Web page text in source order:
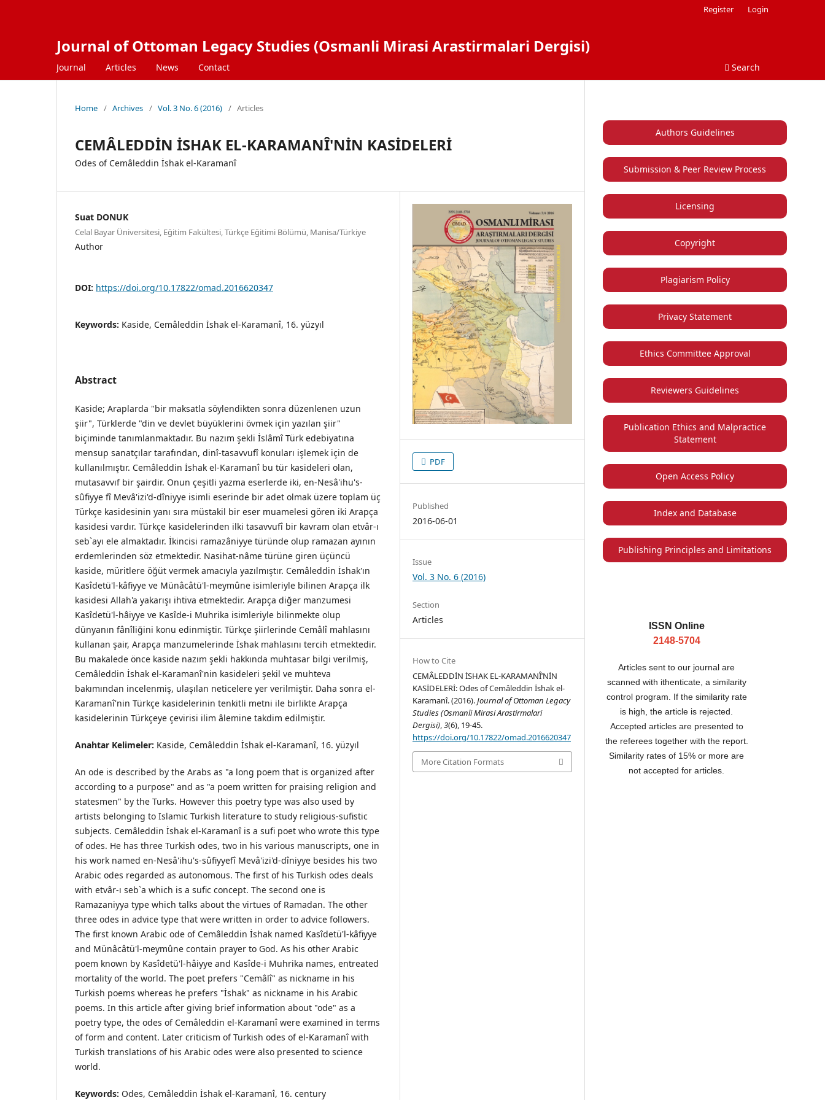
Journal of Ottoman Legacy Studies (Osmanli Mirasi Arastirmalari Dergisi)
Journal Articles News Contact Search
Register Login
Home / Archives / Vol. 3 No. 6 (2016) / Articles
CEMÂLEDDİN İSHAK EL-KARAMANÎ'NİN KASİDELERİ
Odes of Cemâleddin İshak el-Karamanî
Suat DONUK
Celal Bayar Üniversitesi, Eğitim Fakültesi, Türkçe Eğitimi Bölümü, Manisa/Türkiye
Author
DOI: https://doi.org/10.17822/omad.2016620347
Keywords: Kaside, Cemâleddin İshak el-Karamanî, 16. yüzyıl
Abstract
Kaside; Araplarda "bir maksatla söylendikten sonra düzenlenen uzun
şiir", Türklerde "din ve devlet büyüklerini övmek için yazılan şiir"
biçiminde tanımlanmaktadır. Bu nazım şekli İslâmî Türk edebiyatına
mensup sanatçılar tarafından, dinî-tasavvufî konuları işlemek için de
kullanılmıştır. Cemâleddin İshak el-Karamanî bu tür kasideleri olan,
mutasavvıf bir şairdir. Onun çeşitli yazma eserlerde iki, en-Nesâ'ihu's-
sûfiyye fî Mevâ'izi'd-dîniyye isimli eserinde bir adet olmak üzere toplam üç
Türkçe kasidesinin yanı sıra müstakil bir eser muamelesi gören iki Arapça
kasidesi vardır. Türkçe kasidelerinden ilki tasavvufî bir kavram olan etvâr-ı
seb`ayı ele almaktadır. İkincisi ramazâniyye türünde olup ramazan ayının
erdemlerinden söz etmektedir. Nasihat-nâme türüne giren üçüncü
kaside, müritlere öğüt vermek amacıyla yazılmıştır. Cemâleddin İshak'ın
Kasîdetü'l-kâfiyye ve Münâcâtü'l-meymûne isimleriyle bilinen Arapça ilk
kasidesi Allah'a yakarışı ihtiva etmektedir. Arapça diğer manzumesi
Kasîdetü'l-hâiyye ve Kasîde-i Muhrika isimleriyle bilinmekte olup
dünyanın fânîliğini konu edinmiştir. Türkçe şiirlerinde Cemâlî mahlasını
kullanan şair, Arapça manzumelerinde İshak mahlasını tercih etmektedir.
Bu makalede önce kaside nazım şekli hakkında muhtasar bilgi verilmiş,
Cemâleddin İshak el-Karamanî'nin kasideleri şekil ve muhteva
bakımından incelenmiş, ulaşılan neticelere yer verilmiştir. Daha sonra el-
Karamanî'nin Türkçe kasidelerinin tenkitli metni ile birlikte Arapça
kasidelerinin Türkçeye çevirisi ilim âlemine takdim edilmiştir.
Anahtar Kelimeler: Kaside, Cemâleddin İshak el-Karamanî, 16. yüzyıl
An ode is described by the Arabs as "a long poem that is organized after
according to a purpose" and as "a poem written for praising religion and
statesmen" by the Turks. However this poetry type was also used by
artists belonging to Islamic Turkish literature to study religious-sufistic
subjects. Cemâleddin İshak el-Karamanî is a sufi poet who wrote this type
of odes. He has three Turkish odes, two in his various manuscripts, one in
his work named en-Nesâ'ihu's-sûfiyyefî Mevâ'izi'd-dîniyye besides his two
Arabic odes regarded as autonomous. The first of his Turkish odes deals
with etvâr-ı seb`a which is a sufic concept. The second one is
Ramazaniyya type which talks about the virtues of Ramadan. The other
three odes in advice type that were written in order to advice followers.
The first known Arabic ode of Cemâleddin İshak named Kasîdetü'l-kâfiyye
and Münâcâtü'l-meymûne contain prayer to God. As his other Arabic
poem known by Kasîdetü'l-hâiyye and Kasîde-i Muhrika names, entreated
mortality of the world. The poet prefers "Cemâlî" as nickname in his
Turkish poems whereas he prefers "İshak" as nickname in his Arabic
poems. In this article after giving brief information about "ode" as a
poetry type, the odes of Cemâleddin el-Karamanî were examined in terms
of form and content. Later criticism of Turkish odes of el-Karamanî with
Turkish translations of his Arabic odes were also presented to science
world.
Keywords: Odes, Cemâleddin İshak el-Karamanî, 16. century
PDF
Published
2016-06-01
Issue
Vol. 3 No. 6 (2016)
Section
Articles
How to Cite
CEMÂLEDDİN İSHAK EL-KARAMANÎ’NİN
KASİDELERİ: Odes of Cemâleddin İshak el-
Karamanî. (2016). Journal of Ottoman Legacy
Studies (Osmanli Mirasi Arastirmalari
Dergisi) ,3(6), 19-45.
https://doi.org/10.17822/omad.2016620347
More Citation Formats
Authors Guidelines
Submission & Peer Review Process
Licensing
Copyright
Plagiarism Policy
Privacy Statement
Ethics Committee Approval
Reviewers Guidelines
Publication Ethics and Malpractice
Statement
Open Access Policy
Index and Database
Publishing Principles and Limitations
ISSN Online
2148-5704
Articles sent to our journal are
scanned with ithenticate, a similarity
control program. If the similarity rate
is high, the article is rejected.
Accepted articles are presented to
the referees together with the report.
Similarity rates of 15% or more are
not accepted for articles.